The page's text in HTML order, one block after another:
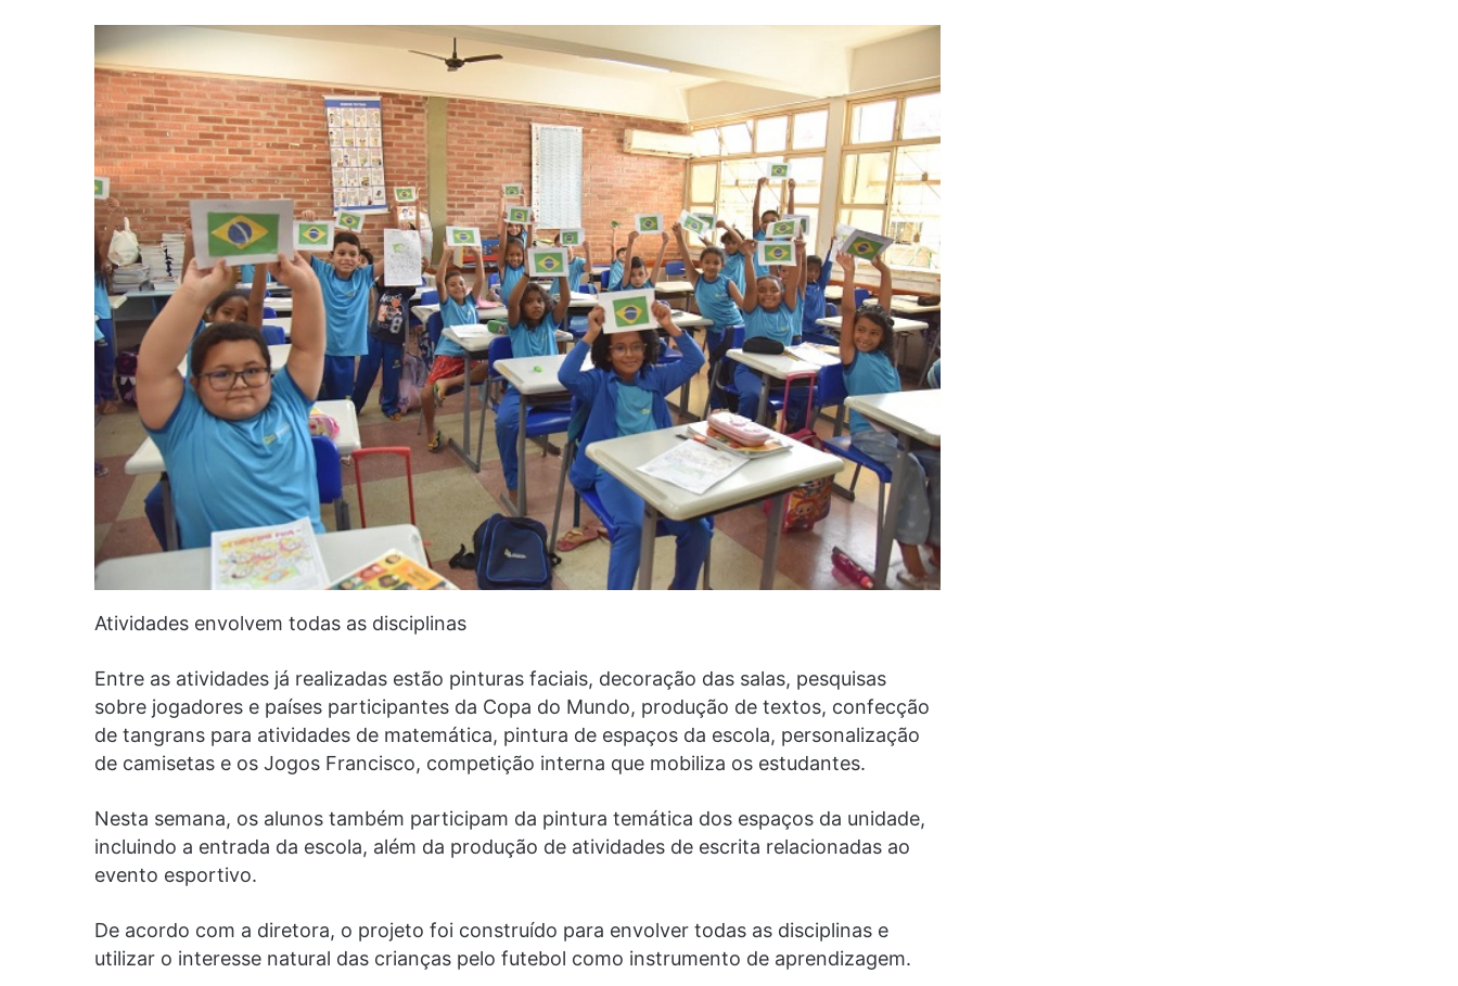
Atividades envolvem todas as disciplinas
Entre as atividades já realizadas estão pinturas faciais, decoração das salas, pesquisas
sobre jogadores e países participantes da Copa do Mundo, produção de textos, confecção
de tangrans para atividades de matemática, pintura de espaços da escola, personalização
de camisetas e os Jogos Francisco, competição interna que mobiliza os estudantes.
Nesta semana, os alunos também participam da pintura temática dos espaços da unidade,
incluindo a entrada da escola, além da produção de atividades de escrita relacionadas ao
evento esportivo.
De acordo com a diretora, o projeto foi construído para envolver todas as disciplinas e
utilizar o interesse natural das crianças pelo futebol como instrumento de aprendizagem.